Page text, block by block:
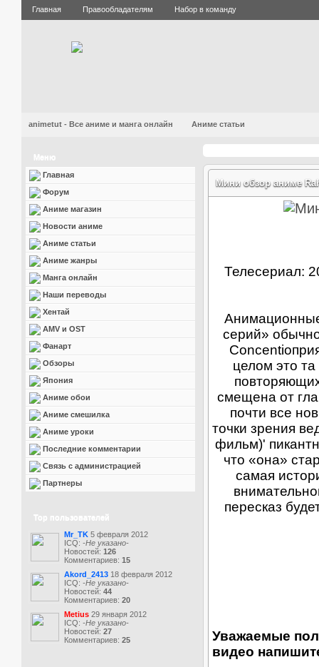
Главная Правообладателям Набор в команду
animetut - Все аниме и манга онлайн Аниме статьи
Меню
Главная
Форум
Аниме магазин
Новости аниме
Аниме статьи
Аниме жанры
Манга онлайн
Наши переводы
Хентай
AMV и OST
Фанарт
Обзоры
Япония
Аниме обои
Аниме смешилка
Аниме уроки
Последние комментарии
Связь с администрацией
Партнеры
Top пользователей
Mr_TK 5 февраля 2012
ICQ: -Не указано-
Новостей: 126
Комментариев: 15
Akord_2413 18 февраля 2012
ICQ: -Не указано-
Новостей: 44
Комментариев: 20
Metius 29 января 2012
ICQ: -Не указано-
Новостей: 27
Комментариев: 25
Мини обзор аниме
Телесериал:
серий»
целом это
смещена от
почти все
точки зрения
фильм)'
что «она»
самая
пересказ
Уважаемые
видео